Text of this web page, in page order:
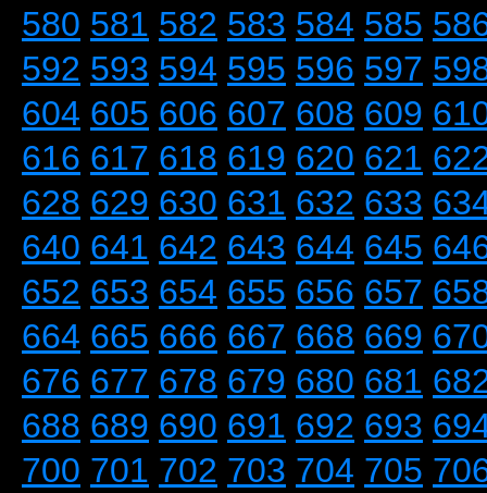
580 581 582 583 584 585
592 593 594 595 596 597
604 605 606 607 608 609
616 617 618 619 620 621
628 629 630 631 632 633
640 641 642 643 644 645
652 653 654 655 656 657
664 665 666 667 668 669
676 677 678 679 680 681
688 689 690 691 692 693
700 701 702 703 704 705